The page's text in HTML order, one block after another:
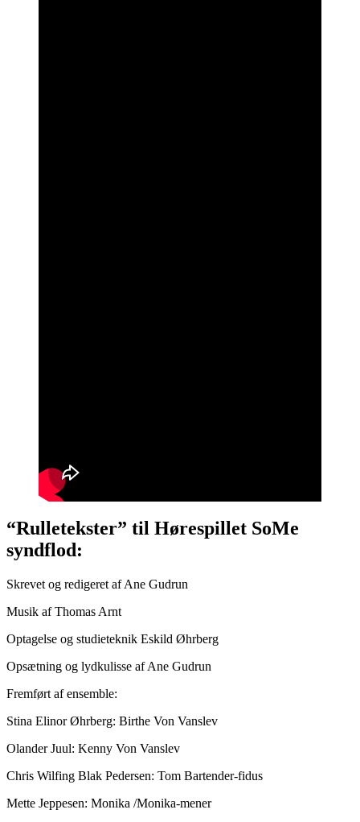
“Rulletekster” til Hørespillet SoMe
syndflod:
Skrevet og redigeret af Ane Gudrun
Musik af Thomas Arnt
Optagelse og studieteknik Eskild Øhrberg
Opsætning og lydkulisse af Ane Gudrun
Fremført af ensemble:
Stina Elinor Øhrberg: Birthe Von Vanslev
Olander Juul: Kenny Von Vanslev
Chris Wilfing Blak Pedersen: Tom Bartender-fidus
Mette Jeppesen: Monika /Monika-mener